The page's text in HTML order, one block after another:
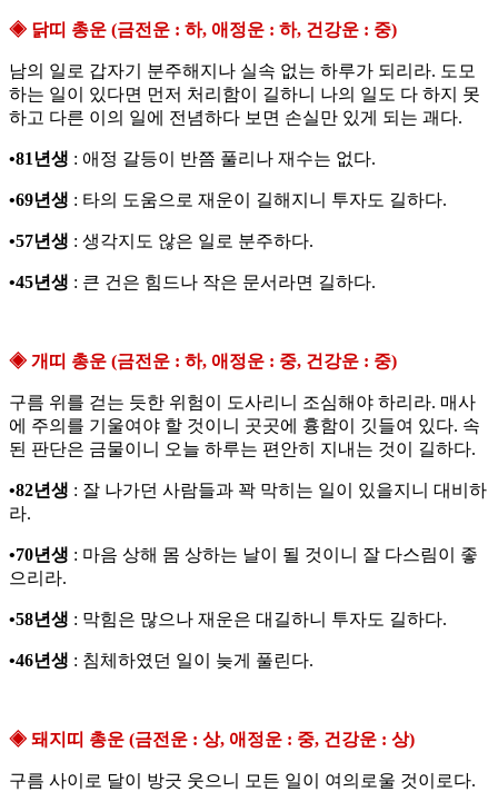
◈ 닭띠 총운 (금전운 : 하, 애정운 : 하, 건강운 : 중)
남의 일로 갑자기 분주해지나 실속 없는 하루가 되리라. 도모
하는 일이 있다면 먼저 처리함이 길하니 나의 일도 다 하지 못
하고 다른 이의 일에 전념하다 보면 손실만 있게 되는 괘다.
•81년생 : 애정 갈등이 반쯤 풀리나 재수는 없다.
•69년생 : 타의 도움으로 재운이 길해지니 투자도 길하다.
•57년생 : 생각지도 않은 일로 분주하다.
•45년생 : 큰 건은 힘드나 작은 문서라면 길하다.
◈ 개띠 총운 (금전운 : 하, 애정운 : 중, 건강운 : 중)
구름 위를 걷는 듯한 위험이 도사리니 조심해야 하리라. 매사
에 주의를 기울여야 할 것이니 곳곳에 흉함이 깃들여 있다. 속
된 판단은 금물이니 오늘 하루는 편안히 지내는 것이 길하다.
•82년생 : 잘 나가던 사람들과 꽉 막히는 일이 있을지니 대비하
라.
•70년생 : 마음 상해 몸 상하는 날이 될 것이니 잘 다스림이 좋
으리라.
•58년생 : 막힘은 많으나 재운은 대길하니 투자도 길하다.
•46년생 : 침체하였던 일이 늦게 풀린다.
◈ 돼지띠 총운 (금전운 : 상, 애정운 : 중, 건강운 : 상)
구름 사이로 달이 방긋 웃으니 모든 일이 여의로울 것이로다.